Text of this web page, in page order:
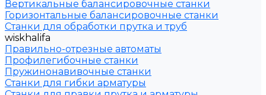
Вертикальные балансировочные станки
Горизонтальные балансировочные станки
Станки для обработки прутка и труб
wiskhalifa
Правильно-отрезные автоматы
Профилегибочные станки
Пружинонавивочные станки
Станки для гибки арматуры